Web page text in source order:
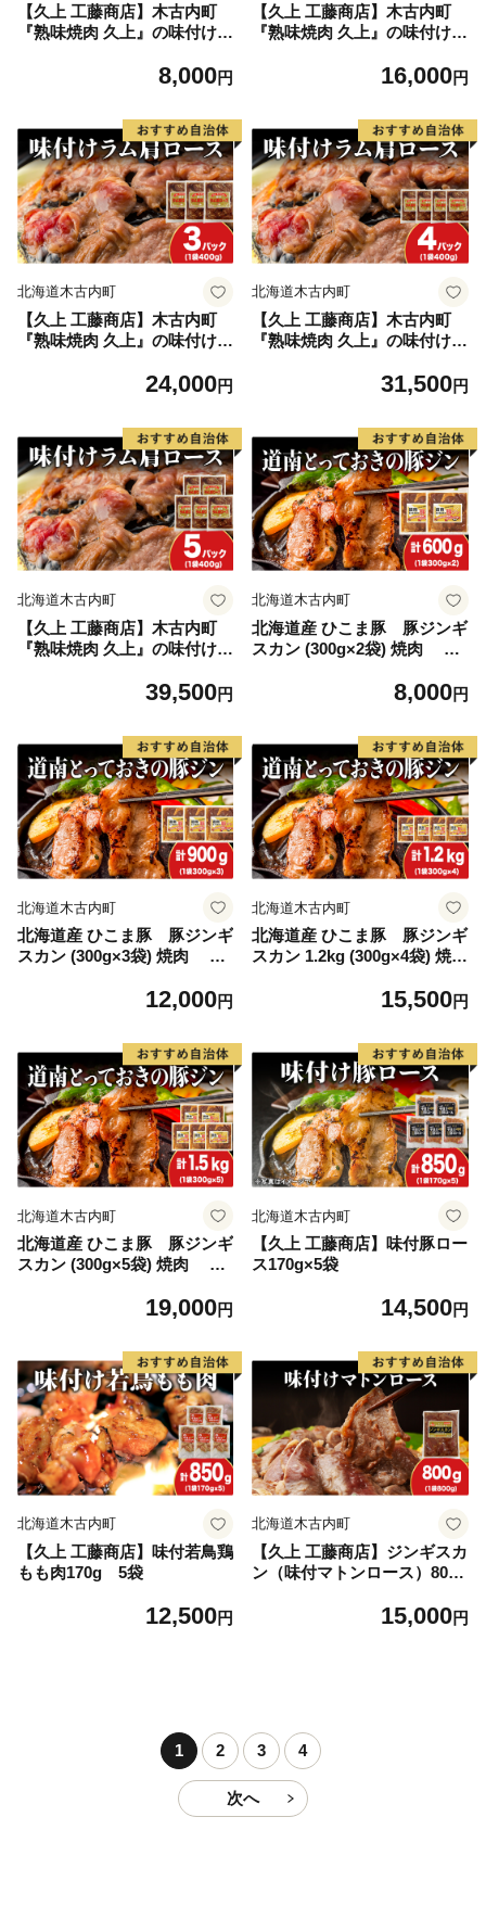
【久上 工藤商店】木古内町
『熟味焼肉 久上』の味付けラ
8,000円
【久上 工藤商店】木古内町
『熟味焼肉 久上』の味付けラ
16,000円
北海道木古内町
【久上 工藤商店】木古内町
『熟味焼肉 久上』の味付けラ
24,000円
北海道木古内町
【久上 工藤商店】木古内町
『熟味焼肉 久上』の味付けラ
31,500円
北海道木古内町
【久上 工藤商店】木古内町
『熟味焼肉 久上』の味付けラ
39,500円
北海道木古内町
北海道産 ひこま豚 豚ジンギ
スカン (300g×2袋) 焼肉 お
の肴 夕飯 おかず 特製のタレ
8,000円
北海道木古内町
北海道産 ひこま豚 豚ジンギ
スカン (300g×3袋) 焼肉 お
の肴 夕飯 おかず 特製のタレ
12,000円
北海道木古内町
北海道産 ひこま豚 豚ジンギ
スカン 1.2kg (300g×4袋) 焼
15,500円
北海道木古内町
北海道産 ひこま豚 豚ジンギ
スカン (300g×5袋) 焼肉 お
の肴 夕飯 おかず 特製のタレ
19,000円
北海道木古内町
【久上 工藤商店】味付豚ロー
ス170g×5袋
14,500円
北海道木古内町
【久上 工藤商店】味付若鳥鶏
もも肉170g 5袋
12,500円
北海道木古内町
【久上 工藤商店】ジンギスカ
ン（味付マトンロース）800g
15,000円
1 2 3 4
次へ